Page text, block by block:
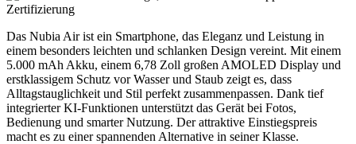
Das Nubia Air ist ein Smartphone, das Eleganz und Leistung in
einem besonders leichten und schlanken Design vereint. Mit einem
5.000 mAh Akku, einem 6,78 Zoll großen AMOLED Display und
erstklassigem Schutz vor Wasser und Staub zeigt es, dass
Alltagstauglichkeit und Stil perfekt zusammenpassen. Dank tief
integrierter KI-Funktionen unterstützt das Gerät bei Fotos,
Bedienung und smarter Nutzung. Der attraktive Einstiegspreis
macht es zu einer spannenden Alternative in seiner Klasse.